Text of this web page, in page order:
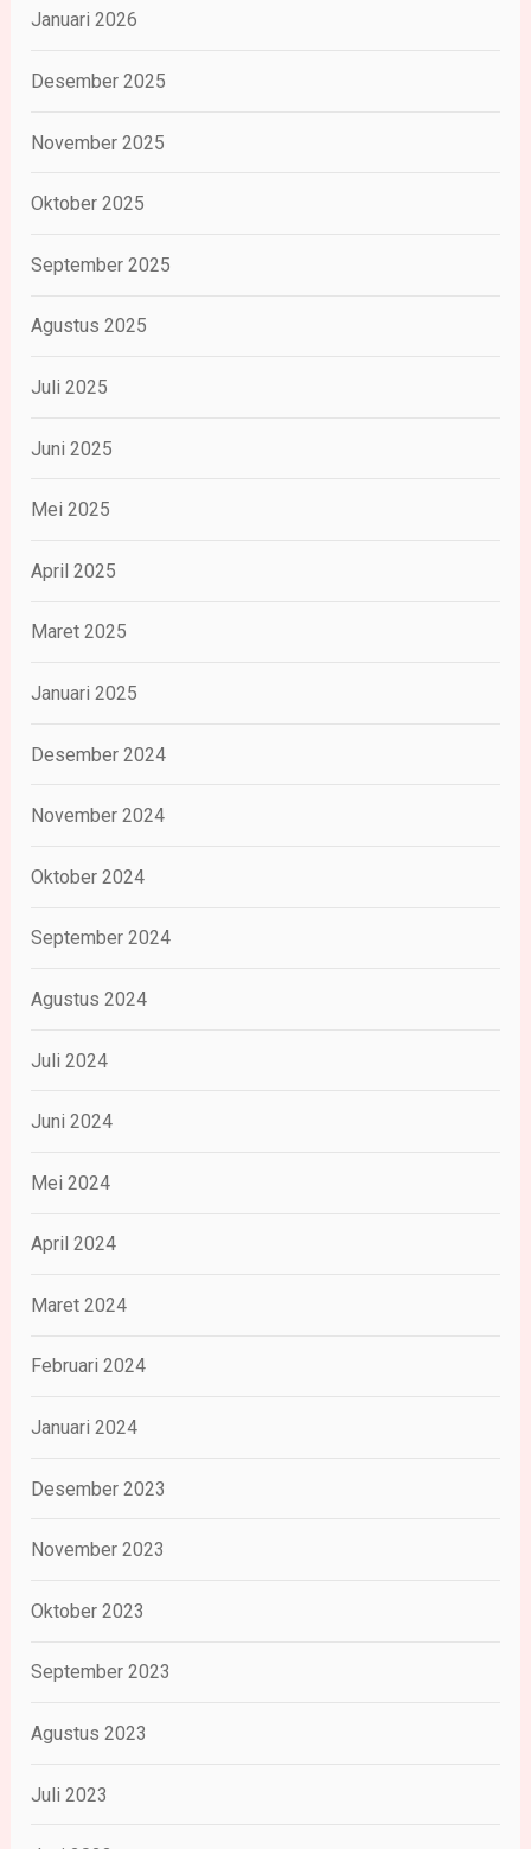
Januari 2026
Desember 2025
November 2025
Oktober 2025
September 2025
Agustus 2025
Juli 2025
Juni 2025
Mei 2025
April 2025
Maret 2025
Januari 2025
Desember 2024
November 2024
Oktober 2024
September 2024
Agustus 2024
Juli 2024
Juni 2024
Mei 2024
April 2024
Maret 2024
Februari 2024
Januari 2024
Desember 2023
November 2023
Oktober 2023
September 2023
Agustus 2023
Juli 2023